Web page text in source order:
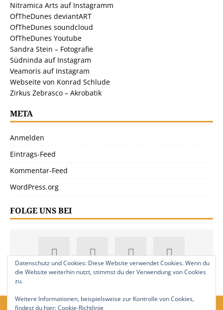
Nitramica Arts auf Instagramm
OfTheDunes deviantART
OfTheDunes soundcloud
OfTheDunes Youtube
Sandra Stein – Fotografie
Südninda auf Instagram
Veamoris auf Instagram
Webseite von Konrad Schlude
Zirkus Zebrasco – Akrobatik
META
Anmelden
Eintrags-Feed
Kommentar-Feed
WordPress.org
FOLGE UNS BEI
Datenschutz und Cookies: Diese Website verwendet Cookies. Wenn du
die Website weiterhin nutzt, stimmst du der Verwendung von Cookies
zu.
Weitere Informationen, beispielsweise zur Kontrolle von Cookies,
findest du hier:Cookie-Richtlinie